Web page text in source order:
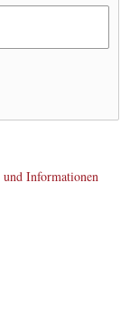
und Informationen